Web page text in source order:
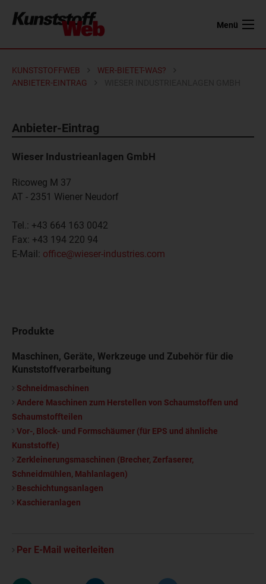
Menü
KUNSTSTOFFWEB
WER-BIETET-WAS?
ANBIETER-EINTRAG
Anbieter-Eintrag
Wieser Industrieanlagen GmbH
Ricoweg M 37
AT - 2351 Wiener Neudorf
Tel.: +43 664 163 0042
Fax: +43 194 220 94
E-Mail: office@wieser-industries.com
Produkte
Maschinen, Geräte, Werkzeuge und Zubehör für die
Kunststoffverarbeitung
Schneidmaschinen
Andere Maschinen zum Herstellen von Schaumstoffen und
Schaumstoffteilen
Vor-, Block- und Formschäumer (für EPS und ähnliche
Kunststoffe)
Zerkleinerungsmaschinen (Brecher, Zerfaserer,
Schneidmühlen, Mahlanlagen)
Beschichtungsanlagen
Kaschieranlagen
Per E-Mail weiterleiten